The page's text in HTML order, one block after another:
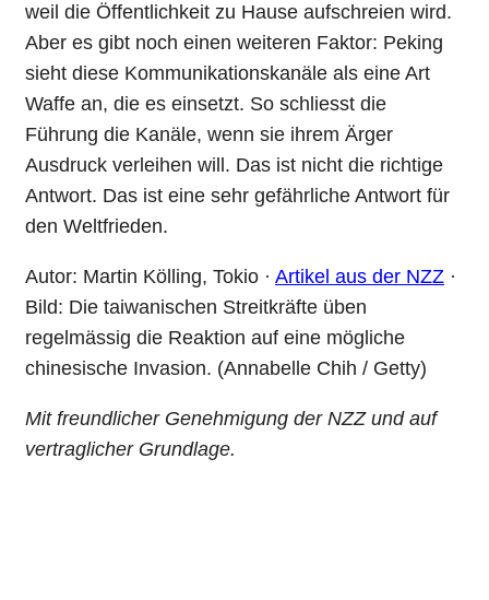
weil die Öffentlichkeit zu Hause aufschreien wird.
Aber es gibt noch einen weiteren Faktor: Peking
sieht diese Kommunikationskanäle als eine Art
Waffe an, die es einsetzt. So schliesst die
Führung die Kanäle, wenn sie ihrem Ärger
Ausdruck verleihen will. Das ist nicht die richtige
Antwort. Das ist eine sehr gefährliche Antwort für
den Weltfrieden.
Autor: Martin Kölling, Tokio · Artikel aus der NZZ ·
Bild: Die taiwanischen Streitkräfte üben
regelmässig die Reaktion auf eine mögliche
chinesische Invasion. (Annabelle Chih / Getty)
Mit freundlicher Genehmigung der NZZ und auf
vertraglicher Grundlage.